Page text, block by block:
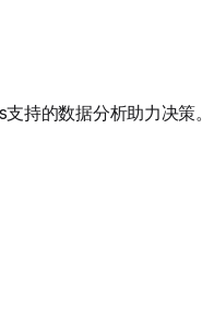
持的数据分析助力决策。